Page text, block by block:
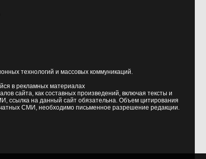
технологий и массовых коммуникаций.
в рекламных материалах
сайта, как составных произведений, включая тексты и
ссылка на данный сайт обязательна. Объем цитирования
СМИ, необходимо письменное разрешение редакции.